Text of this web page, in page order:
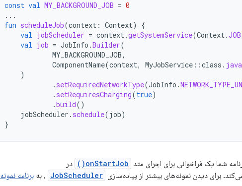
const val MY_BACKGROUND_JOB = 0
...
fun scheduleJob(context : Context)
{
val jobScheduler = context.getSystemService(Context.
val job = JobInfo .Builder(
MY_BACKGROUND_JOB,
ComponentName(context, MyJobService ::class . java
)
. setRequiredNetworkType(JobInfo .
. setRequiresCharging(true)
.build()
jobScheduler . schedule( job)
}
شما یک فراخوانی برای اجرای متد onStartJob() در
برای دیدن نمونه‌های بیشتر از پیاده‌سازی JobScheduler ، به برنامه نمونه